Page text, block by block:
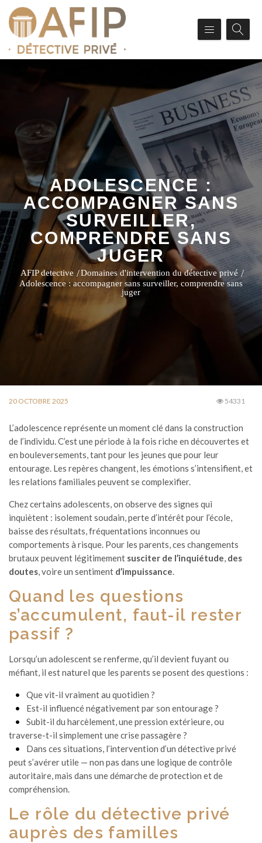
ADOLESCENCE :
ACCOMPAGNER SANS
SURVEILLER,
COMPRENDRE SANS
JUGER
AFIP detective
Domaines d'intervention du détective privé
Adolescence : accompagner sans surveiller, comprendre sans
juger
20 OCTOBRE 2025 54331
L’adolescence représente un moment clé dans la construction
de l’individu. C’est une période à la fois riche en découvertes et
en bouleversements, tant pour les jeunes que pour leur
entourage. Les repères changent, les émotions s’intensifient, et
les relations familiales peuvent se complexifier.
Chez certains adolescents, on observe des signes qui
inquiètent : isolement soudain, perte d’intérêt pour l’école,
baisse des résultats, fréquentations inconnues ou
comportements à risque. Pour les parents, ces changements
brutaux peuvent légitimement susciter de l’inquiétude, des
doutes, voire un sentiment d’impuissance.
Quand les questions
s’accumulent, faut-il rester
passif ?
Lorsqu’un adolescent se renferme, qu’il devient fuyant ou
méfiant, il est naturel que les parents se posent des questions :
Que vit-il vraiment au quotidien ?
Est-il influencé négativement par son entourage ?
Subit-il du harcèlement, une pression extérieure, ou
traverse-t-il simplement une crise passagère ?
Dans ces situations, l’intervention d’un détective privé
peut s’avérer utile — non pas dans une logique de contrôle
autoritaire, mais dans une démarche de protection et de
compréhension.
Le rôle du détective privé
auprès des familles